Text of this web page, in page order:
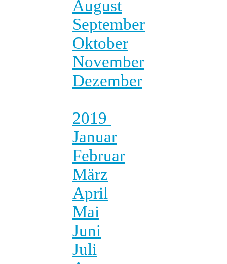
August
September
Oktober
November
Dezember
2019
Januar
Februar
März
April
Mai
Juni
Juli